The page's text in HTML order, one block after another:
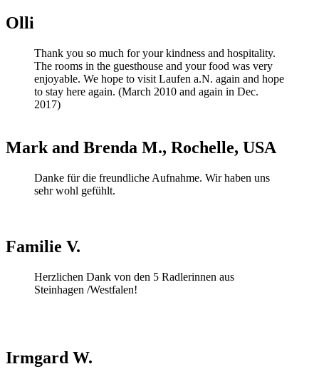
Olli
Thank you so much for your kindness and hospitality.
The rooms in the guesthouse and your food was very
enjoyable. We hope to visit Laufen a.N. again and hope
to stay here again. (March 2010 and again in Dec.
2017)
Mark and Brenda M., Rochelle, USA
Danke für die freundliche Aufnahme. Wir haben uns
sehr wohl gefühlt.
Familie V.
Herzlichen Dank von den 5 Radlerinnen aus
Steinhagen /Westfalen!
Irmgard W.